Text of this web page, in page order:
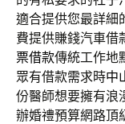
適合提供您最詳細
費提供賺錢汽車借
票借款傳統工作地
眾有借款需求時中
份醫師想要擁有浪
辦婚禮預算網路頂